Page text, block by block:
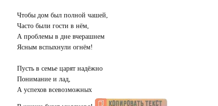
Чтобы дом был полной чашей,
Часто были гости в нём,
А проблемы в дне вчерашнем
Ясным вспыхнули огнём!
Пусть в семье царят надёжно
Понимание и лад,
А успехов всевозможных